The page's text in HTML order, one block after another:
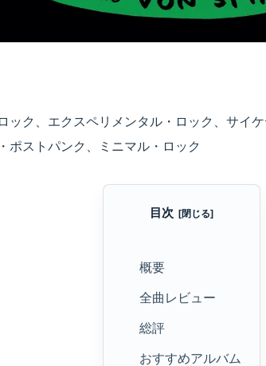
ック、エクスペリメンタル・ロック、サイ
ポストパンク、ミニマル・ロック
目次
概要
全曲レビュー
総評
おすすめアルバム